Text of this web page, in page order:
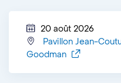
20 août 2026
Pavillon Jean-
Goodman